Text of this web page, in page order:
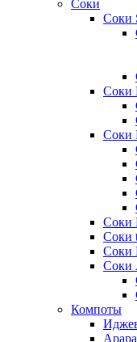
Соки
Соки
Соки
Соки
Соки
Соки
Соки
Соки
Компоты